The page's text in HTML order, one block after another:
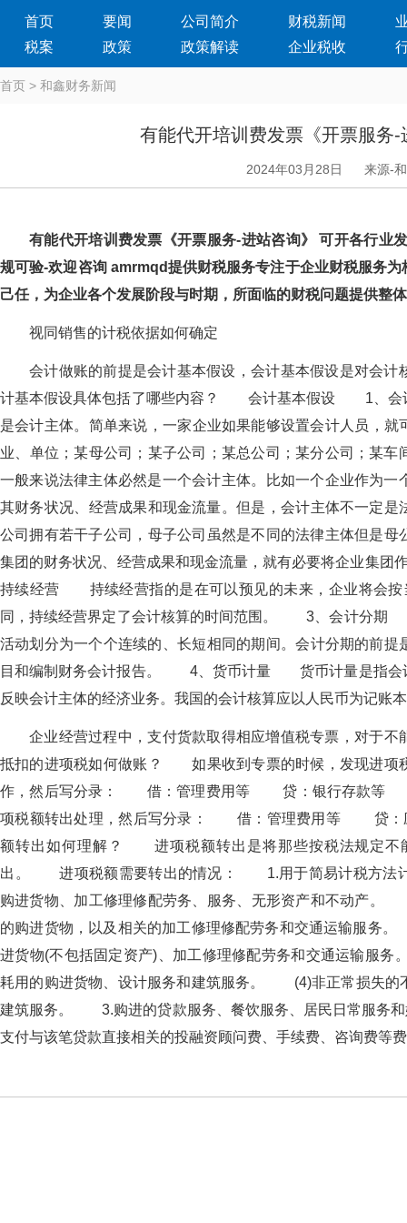
首页 要闻 公司简介 财税新闻
税案
政策 政策解读 企业税收
首页 > 和鑫财务新闻
有能代开培训费发票《开票服务
2024年03月28日 来源-
有能代开培训费发票《开票服务-进站咨询》 可开各行业
规可验-欢迎咨询 amrmqd提供财税服务专注于企业财税服务为
己任，为企业各个发展阶段与时期，所面临的财税问题提供整
视同销售的计税依据如何确定
会计做账的前提是会计基本假设，会计基本假设是对会计
计基本假设具体包括了哪些内容？ 会计基本假设 1、
是会计主体。简单来说，一家企业如果能够设置会计人员，
业、单位；某母公司；某子公司；某总公司；某分公司；某
一般来说法律主体必然是一个会计主体。比如一个企业作为一
其财务状况、经营成果和现金流量。但是，会计主体不一定
公司拥有若干子公司，母子公司虽然是不同的法律主体但是母
集团的财务状况、经营成果和现金流量，就有必要将企业集团
持续经营 持续经营指的是在可以预见的未来，企业将会按当
同，持续经营界定了会计核算的时间范围。 3、会计
活动划分为一个个连续的、长短相同的期间。会计分期的前
目和编制财务会计报告。 4、货币计量 货币计量是指会计
反映会计主体的经济业务。我国的会计核算应以人民币为记账本位
企业经营过程中，支付货款取得相应增值税专票，对于
抵扣的进项税如何做账？ 如果收到专票的时候，发现进
作，然后写分录： 借：管理费用等 贷：银行存款
项税额转出处理，然后写分录： 借：管理费用等 贷
额转出如何理解？ 进项税额转出是将那些按税法规定
出。 进项税额需要转出的情况： 1.用于简易计税方法计
购进货物、加工修理修配劳务、服务、无形资产和不动产
的购进货物，以及相关的加工修理修配劳务和交通运输服务
进货物(不包括固定资产)、加工修理修配劳务和交通运输服
耗用的购进货物、设计服务和建筑服务。 (4)非正常损失的
建筑服务。 3.购进的贷款服务、餐饮服务、居民日常服
支付与该笔贷款直接相关的投融资顾问费、手续费、咨询费等费用